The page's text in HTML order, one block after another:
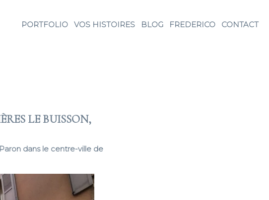
PORTFOLIO VOS HISTOIRES BLOG FREDERICO CONTACT
LE BUISSON,
dans le centre-ville de